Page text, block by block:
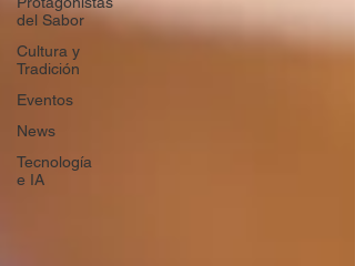
del Sabor
Cultura y
Tradición
Eventos
News
Tecnología
e IA